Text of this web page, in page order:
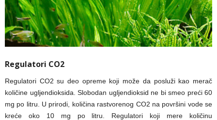
Regulatori CO2
Regulatori CO2 su deo opreme koji može da posluži kao merač
količine ugljendioksida. Slobodan ugljendioksid ne bi smeo preći 60
mg po litru. U prirodi, količina rastvorenog CO2 na površini vode se
kreće oko 10 mg po litru. Regulatori koji mere količinu